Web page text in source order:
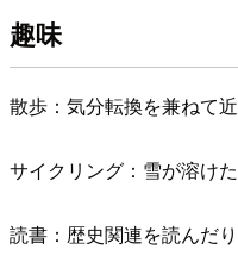
趣味
散歩：気分転換を兼ねて近
サイクリング：雪が溶け
読書：歴史関連を読んだり